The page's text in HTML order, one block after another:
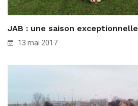
JAB : une saison exceptionnelle
13 mai 2017